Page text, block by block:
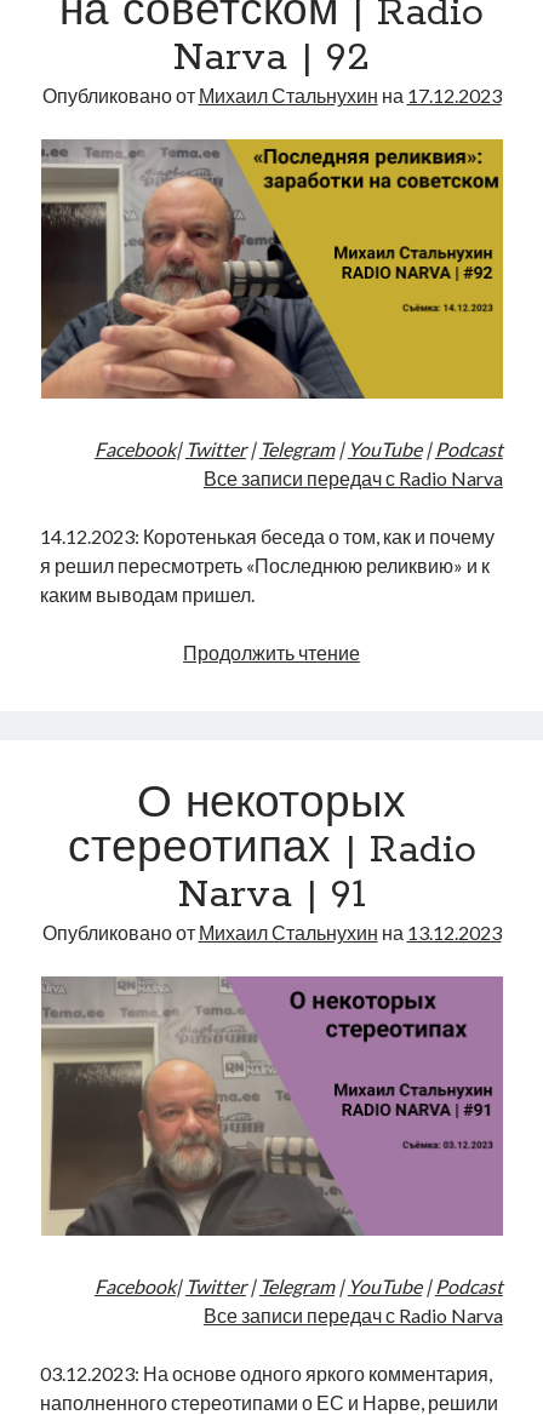
на советском | Radio
Narva | 92
Опубликовано от Михаил Стальнухин на 17.12.2023
Facebook| Twitter| Telegram| YouTube| Podcast
Все записи передач с Radio Narva
14.12.2023: Коротенькая беседа о том, как и почему
я решил пересмотреть «Последнюю реликвию» и к
каким выводам пришел.
Продолжить чтение«Последняя
|
Narva
|
92
О некоторых
стереотипах | Radio
Narva | 91
Опубликовано от Михаил Стальнухин на 13.12.2023
Facebook| Twitter| Telegram| YouTube| Podcast
Все записи передач с Radio Narva
03.12.2023: На основе одного яркого комментария,
наполненного стереотипами о ЕС и Нарве, решили